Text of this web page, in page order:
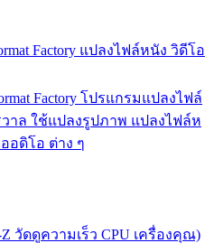
Factory แปลงไฟล์หนัง วิดีโอ
Factory โปรแกรมแปลงไฟล์
าล ใช้แปลงรูปภาพ แปลงไฟล์ห
อดิโอ ต่าง ๆ
วัดดูความเร็ว CPU เครื่องคุณ)